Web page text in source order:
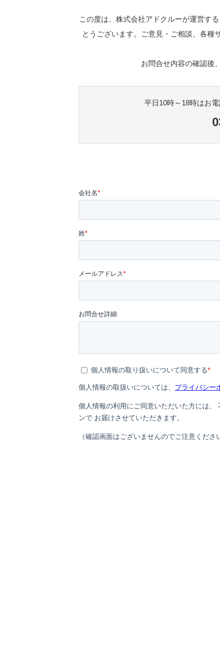
この度は、株式会社アドクルーが運営す
とうございます。ご意見・ご相談、各種
お問合せ内容の確認後
平日10時～18時はお